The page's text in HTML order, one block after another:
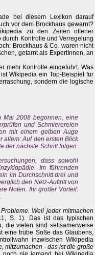
bei diesem Lexikon darauf
vor dem Brockhaus gewarnt?
zu den Zeiten offener
Kontrolle und Verregelung
Brockhaus & Co. waren nicht
getarnt als ExpertInnen, an
mehr Kontrolle eingeführt. Was
Wikipedia ein Top-Beispiel für
sondern die logische
Mai 2008 begonnen, eine
und Schmierereien
mit einem gelben Auge
allem: Auf den ersten Blick
der nächste Schritt folgen.
dass sowohl
Im führenden
im Durchschnitt drei und
den Netz-Auftritt von
Noten. Ihr großer Vorteil:
Weil jeder mitmachen
S. 1). Das ist das typischen
die vielen sind seltsamerweise
eine trübe Soße das Glaubens,
inzwischen Wikipedia
mitzumachen - das ist die große